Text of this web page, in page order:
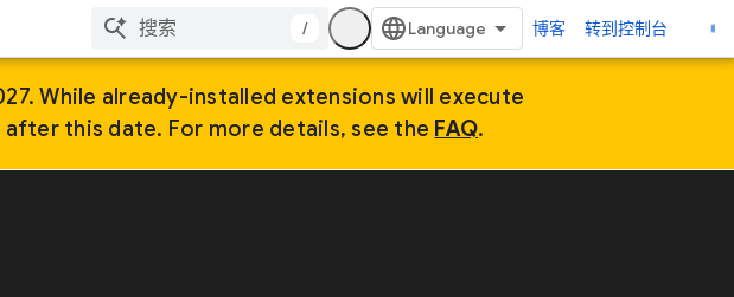
/ 博客 转到控制台
While already-installed extensions will execute
this date. For more details, see the FAQ.